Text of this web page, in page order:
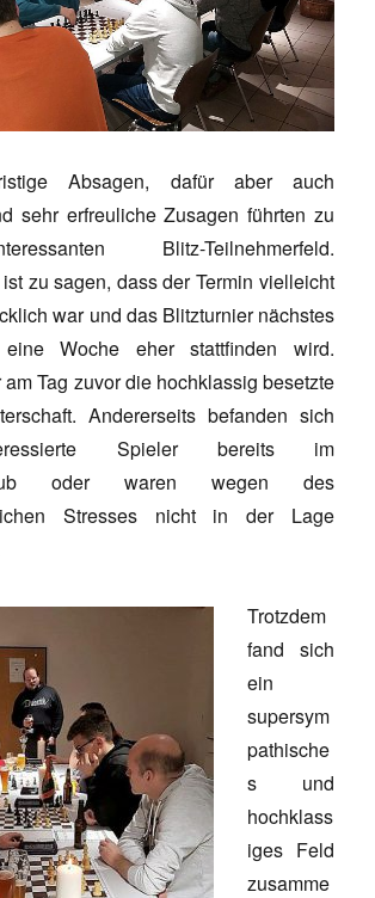
Absagen, dafür aber auch
sehr erfreuliche Zusagen führten zu
Blitz-Teilnehmerfeld.
zu sagen, dass der Termin vielleicht
war und das Blitzturnier nächstes
Woche eher stattfinden wird.
Tag zuvor die hochklassig besetzte
Andererseits befanden sich
Spieler bereits im
oder waren wegen des
Stresses nicht in der Lage
Trotzdem
fand sich
ein
supersym
pathische
s und
hochklass
iges Feld
zusamme